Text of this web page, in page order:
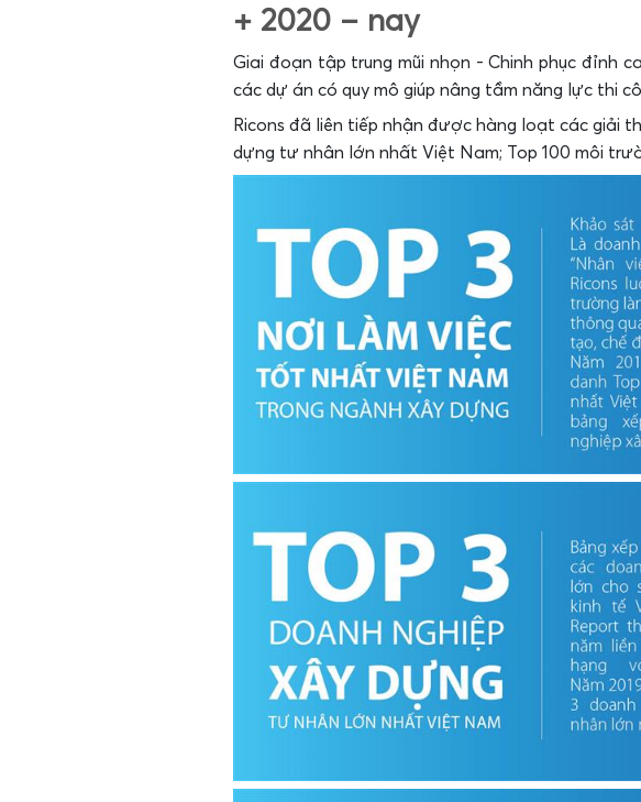
+ 2020 – nay
Giai đoạn tập trung mũi nhọn - Chinh phục đỉnh
các dự án có quy mô giúp nâng tầm năng lực thi
Ricons đã liên tiếp nhận được hàng loạt các giải
dựng tư nhân lớn nhất Việt Nam; Top 100 môi